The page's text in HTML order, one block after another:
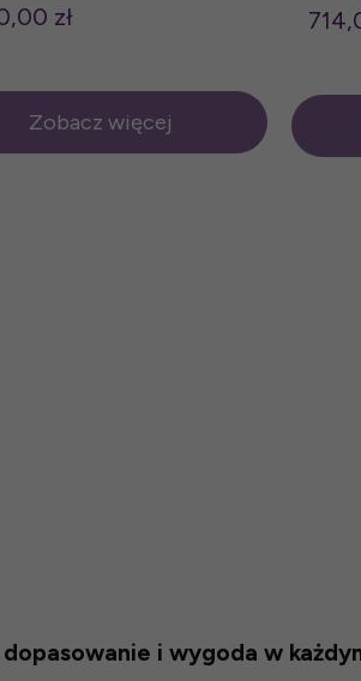
zł
Zobacz więcej
i wygoda w